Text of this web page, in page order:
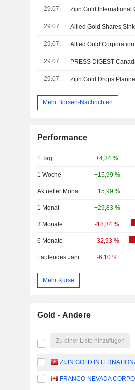
29.07.
29.07. Allied Gold Shares
29.07.
29.07. PRESS DIGEST-
29.07.
Mehr Börsen-Nachrichten
Performance
1 Tag +4,34 %
1 Woche +15,99 %
Aktueller Monat +15,99 %
1 Monat +29,83 %
3 Monate -18,34 %
6 Monate -32,93 %
Laufendes Jahr -6,10 %
Mehr Kurse
Gold - Andere
Zu einer Liste hinzufügen